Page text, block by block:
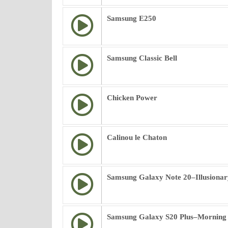
Samsung E250
Samsung Classic Bell
Chicken Power
Calinou le Chaton
Samsung Galaxy Note
Samsung Galaxy S20